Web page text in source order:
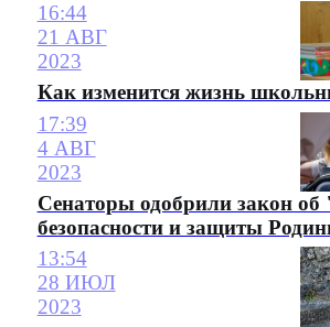
16:44
21 АВГ
2023
Как изменится жизнь
17:39
4 АВГ
2023
Сенаторы одобрили закон об
безопасности и защиты
13:54
28 ИЮЛ
2023